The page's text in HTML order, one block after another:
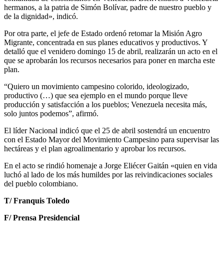
hermanos, a la patria de Simón Bolívar, padre de nuestro pueblo y
de la dignidad», indicó.
Por otra parte, el jefe de Estado ordenó retomar la Misión Agro
Migrante, concentrada en sus planes educativos y productivos. Y
detalló que el venidero domingo 15 de abril, realizarán un acto en el
que se aprobarán los recursos necesarios para poner en marcha este
plan.
“Quiero un movimiento campesino colorido, ideologizado,
productivo (…) que sea ejemplo en el mundo porque lleve
producción y satisfacción a los pueblos; Venezuela necesita más,
solo juntos podemos”, afirmó.
El líder Nacional indicó que el 25 de abril sostendrá un encuentro
con el Estado Mayor del Movimiento Campesino para supervisar las
hectáreas y el plan agroalimentario y aprobar los recursos.
En el acto se rindió homenaje a Jorge Eliécer Gaitán «quien en vida
luchó al lado de los más humildes por las reivindicaciones sociales
del pueblo colombiano.
T/ Franquis Toledo
F/ Prensa Presidencial